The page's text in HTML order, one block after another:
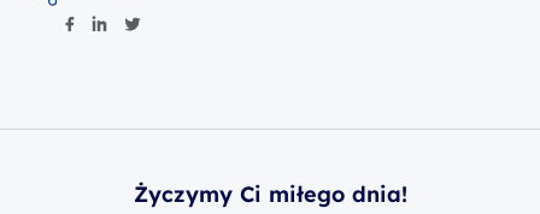
Życzymy Ci miłego dnia!